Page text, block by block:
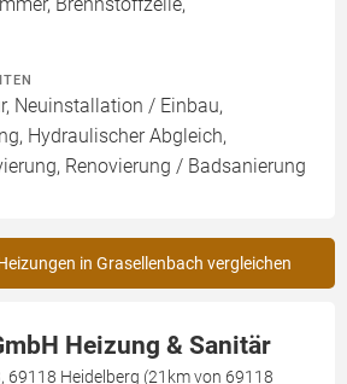
Neuinstallation / Einbau,
Hydraulischer Abgleich,
Renovierung / Badsanierung
in Grasellenbach vergleichen
Heizung & Sanitär
69118 Heidelberg (21km von 69118